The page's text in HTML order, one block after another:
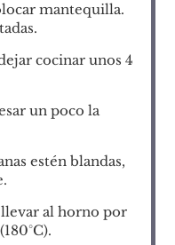
mantequilla.
cocinar unos 4
un poco la
estén blandas,
al horno por